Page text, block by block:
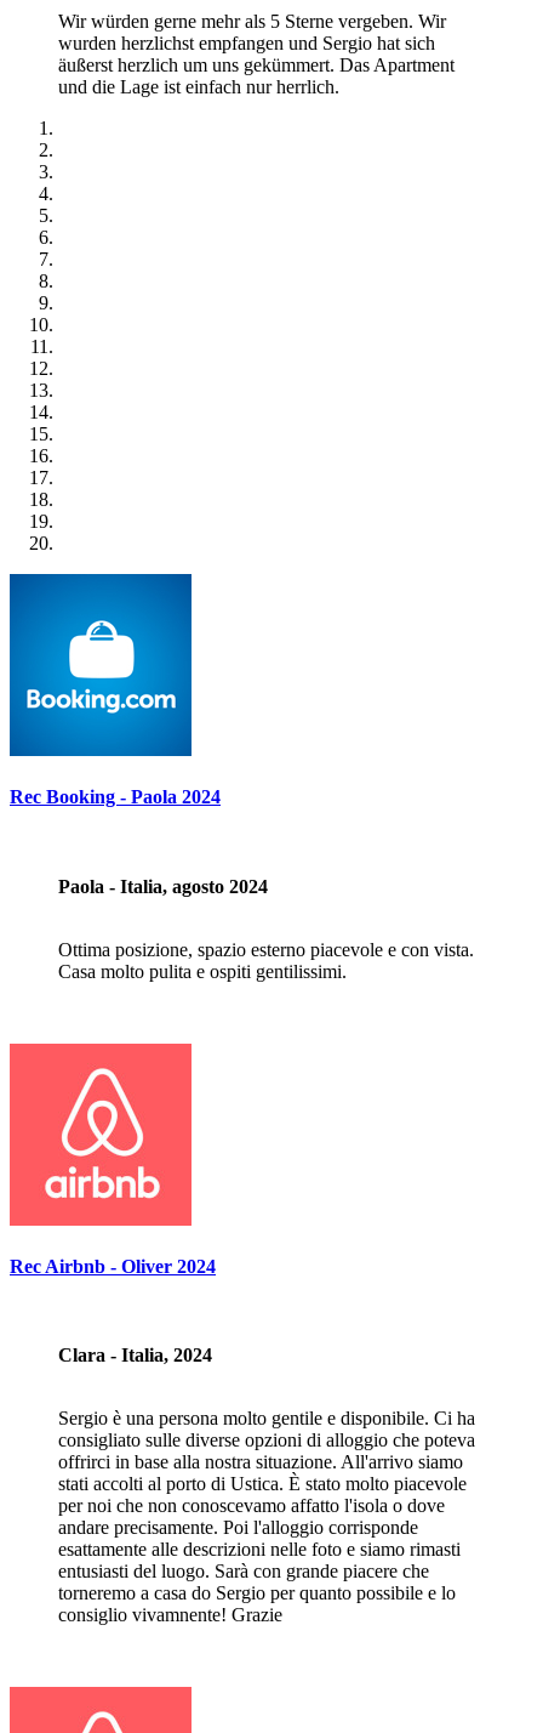
Wir würden gerne mehr als 5 Sterne vergeben. Wir
wurden herzlichst empfangen und Sergio hat sich
äußerst herzlich um uns gekümmert. Das Apartment
und die Lage ist einfach nur herrlich.
Rec Booking - Paola 2024
Paola - Italia, agosto 2024
Ottima posizione, spazio esterno piacevole e con vista.
Casa molto pulita e ospiti gentilissimi.
Rec Airbnb - Oliver 2024
Clara - Italia, 2024
Sergio è una persona molto gentile e disponibile. Ci ha
consigliato sulle diverse opzioni di alloggio che poteva
offrirci in base alla nostra situazione. All'arrivo siamo
stati accolti al porto di Ustica. È stato molto piacevole
per noi che non conoscevamo affatto l'isola o dove
andare precisamente. Poi l'alloggio corrisponde
esattamente alle descrizioni nelle foto e siamo rimasti
entusiasti del luogo. Sarà con grande piacere che
torneremo a casa do Sergio per quanto possibile e lo
consiglio vivamnente! Grazie